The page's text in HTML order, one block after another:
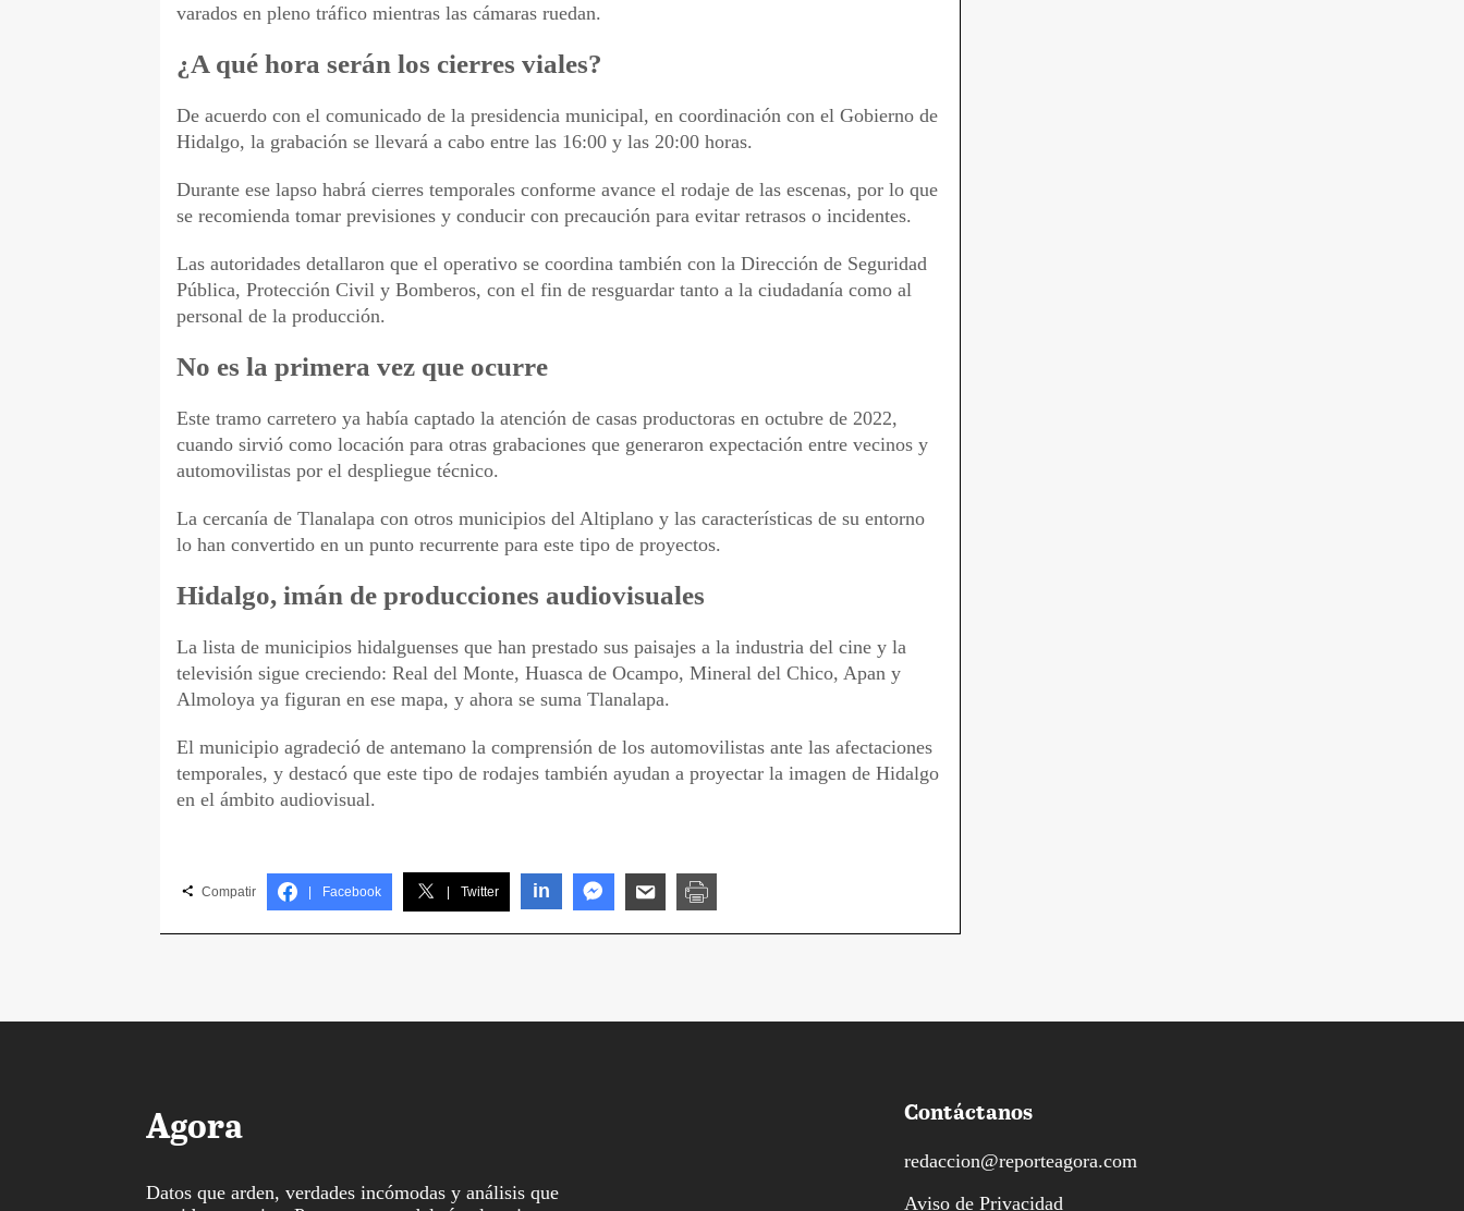
varados en pleno tráfico mientras las cámaras ruedan.
¿A qué hora serán los cierres viales?
De acuerdo con el comunicado de la presidencia municipal, en coordinación con el Gobierno de
Hidalgo, la grabación se llevará a cabo entre las 16:00 y las 20:00 horas.
Durante ese lapso habrá cierres temporales conforme avance el rodaje de las escenas, por lo que
se recomienda tomar previsiones y conducir con precaución para evitar retrasos o incidentes.
Las autoridades detallaron que el operativo se coordina también con la Dirección de Seguridad
Pública, Protección Civil y Bomberos, con el fin de resguardar tanto a la ciudadanía como al
personal de la producción.
No es la primera vez que ocurre
Este tramo carretero ya había captado la atención de casas productoras en octubre de 2022,
cuando sirvió como locación para otras grabaciones que generaron expectación entre vecinos y
automovilistas por el despliegue técnico.
La cercanía de Tlanalapa con otros municipios del Altiplano y las características de su entorno
lo han convertido en un punto recurrente para este tipo de proyectos.
Hidalgo, imán de producciones audiovisuales
La lista de municipios hidalguenses que han prestado sus paisajes a la industria del cine y la
televisión sigue creciendo: Real del Monte, Huasca de Ocampo, Mineral del Chico, Apan y
Almoloya ya figuran en ese mapa, y ahora se suma Tlanalapa.
El municipio agradeció de antemano la comprensión de los automovilistas ante las afectaciones
temporales, y destacó que este tipo de rodajes también ayudan a proyectar la imagen de Hidalgo
en el ámbito audiovisual.
Compatir | Facebook | Twitter in
Agora
Datos que arden, verdades incómodas y análisis que
Contáctanos
redaccion@reporteagora.com
Aviso de Privacidad